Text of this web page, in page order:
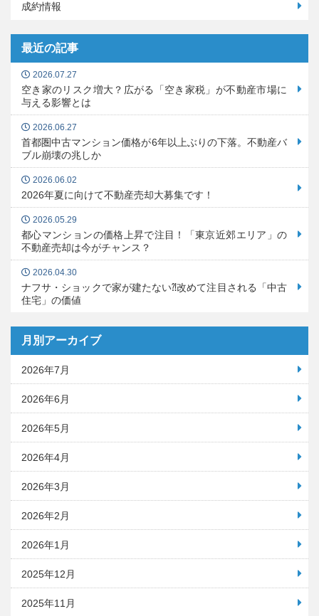
成約情報
最近の記事
2026.07.27
空き家のリスク増大？広がる「空き家税」が不動産市場に
与える影響とは
2026.06.27
首都圏中古マンション価格が6年以上ぶりの下落。不動産バ
ブル崩壊の兆しか
2026.06.02
2026年夏に向けて不動産売却大募集です！
2026.05.29
都心マンションの価格上昇で注目！「東京近郊エリア」の
不動産売却は今がチャンス？
2026.04.30
ナフサ・ショックで家が建たない⁈改めて注目される「中古
住宅」の価値
月別アーカイブ
2026年7月
2026年6月
2026年5月
2026年4月
2026年3月
2026年2月
2026年1月
2025年12月
2025年11月